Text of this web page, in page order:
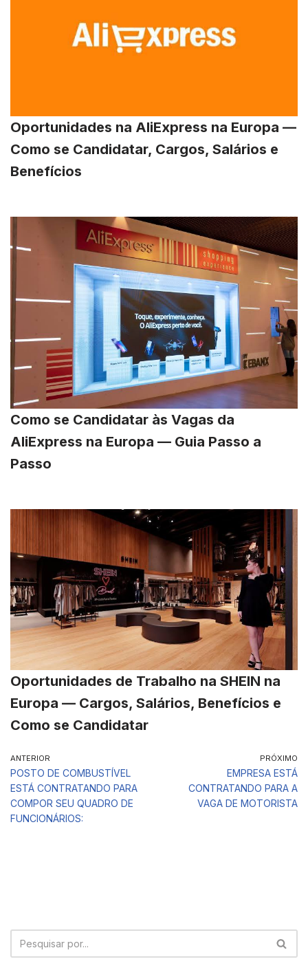
Oportunidades na AliExpress na Europa —
Como se Candidatar, Cargos, Salários e
Benefícios
Como se Candidatar às Vagas da
AliExpress na Europa — Guia Passo a
Passo
Oportunidades de Trabalho na SHEIN na
Europa — Cargos, Salários, Benefícios e
Como se Candidatar
ANTERIOR
POSTO DE COMBUSTÍVEL
ESTÁ CONTRATANDO PARA
COMPOR SEU QUADRO DE
FUNCIONÁRIOS:
PRÓXIMO
EMPRESA ESTÁ
CONTRATANDO PARA A
VAGA DE MOTORISTA